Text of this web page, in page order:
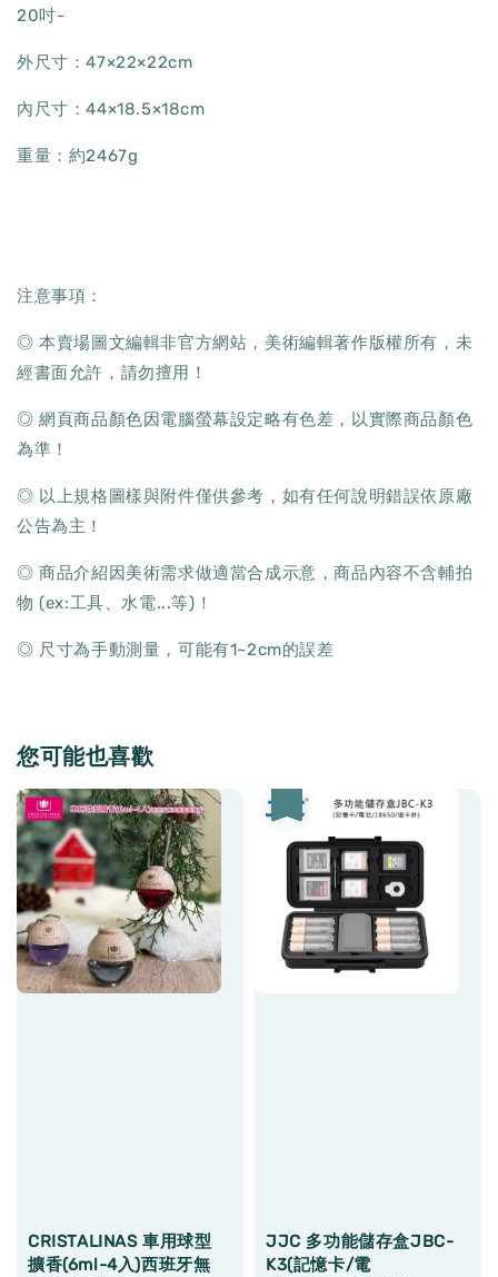
20吋-
外尺寸：47×22×22cm
內尺寸：44×18.5×18cm
重量：約2467g
注意事項：
◎ 本賣場圖文編輯非官方網站，美術編輯著作版權所有，未
經書面允許，請勿擅用！
◎ 網頁商品顏色因電腦螢幕設定略有色差，以實際商品顏色
為準！
◎ 以上規格圖樣與附件僅供參考，如有任何說明錯誤依原廠
公告為主！
◎ 商品介紹因美術需求做適當合成示意，商品內容不含輔拍
物 (ex:工具、水電...等)！
◎ 尺寸為手動測量，可能有1~2cm的誤差
您可能也喜歡
CRISTALINAS 車用球型
擴香(6ml-4入)西班牙無
JJC 多功能儲存盒JBC-
K3(記憶卡/電